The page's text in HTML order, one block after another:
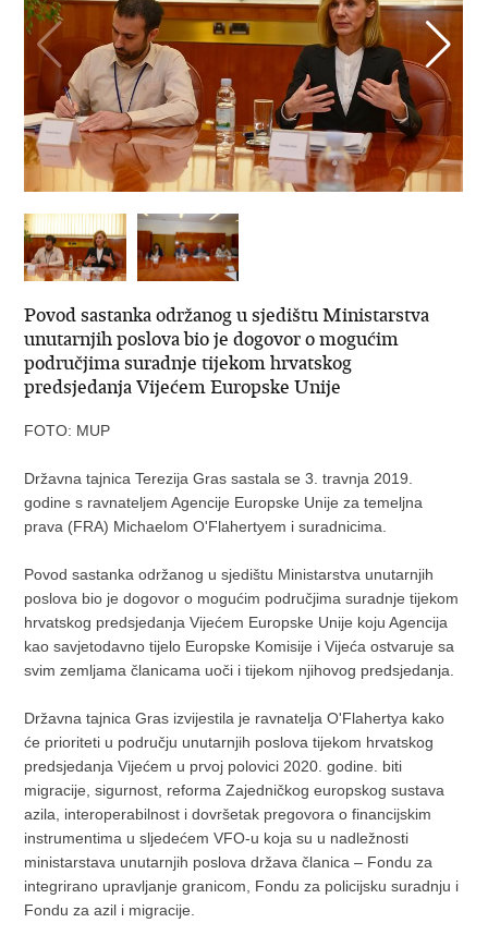
Povod sastanka održanog u sjedištu Ministarstva
unutarnjih poslova bio je dogovor o mogućim
područjima suradnje tijekom hrvatskog
predsjedanja Vijećem Europske Unije
FOTO: MUP
Državna tajnica Terezija Gras sastala se 3. travnja 2019.
godine s ravnateljem Agencije Europske Unije za temeljna
prava (FRA) Michaelom O'Flahertyem i suradnicima.
Povod sastanka održanog u sjedištu Ministarstva unutarnjih
poslova bio je dogovor o mogućim područjima suradnje tijekom
hrvatskog predsjedanja Vijećem Europske Unije koju Agencija
kao savjetodavno tijelo Europske Komisije i Vijeća ostvaruje sa
svim zemljama članicama uoči i tijekom njihovog predsjedanja.
Državna tajnica Gras izvijestila je ravnatelja O'Flahertya kako
će prioriteti u području unutarnjih poslova tijekom hrvatskog
predsjedanja Vijećem u prvoj polovici 2020. godine. biti
migracije, sigurnost, reforma Zajedničkog europskog sustava
azila, interoperabilnost i dovršetak pregovora o financijskim
instrumentima u sljedećem VFO-u koja su u nadležnosti
ministarstava unutarnjih poslova država članica – Fondu za
integrirano upravljanje granicom, Fondu za policijsku suradnju i
Fondu za azil i migracije.